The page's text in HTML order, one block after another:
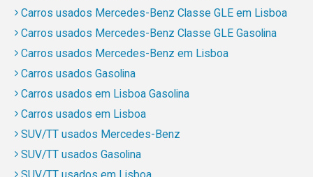
Carros usados Mercedes-Benz Classe GLE em Lisboa
Carros usados Mercedes-Benz Classe GLE Gasolina
Carros usados Mercedes-Benz em Lisboa
Carros usados Gasolina
Carros usados em Lisboa Gasolina
Carros usados em Lisboa
SUV/TT usados Mercedes-Benz
SUV/TT usados Gasolina